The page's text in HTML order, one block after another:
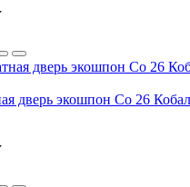
дверь экошпон Co 26